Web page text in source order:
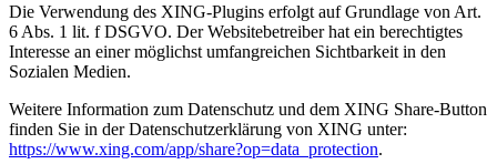
Die Verwendung des XING-Plugins erfolgt auf Grundlage von Art.
6 Abs. 1 lit. f DSGVO. Der Websitebetreiber hat ein berechtigtes
Interesse an einer möglichst umfangreichen Sichtbarkeit in den
Sozialen Medien.
Weitere Information zum Datenschutz und dem XING Share-Button
finden Sie in der Datenschutzerklärung von XING unter:
https://www.xing.com/app/share?op=data_protection.